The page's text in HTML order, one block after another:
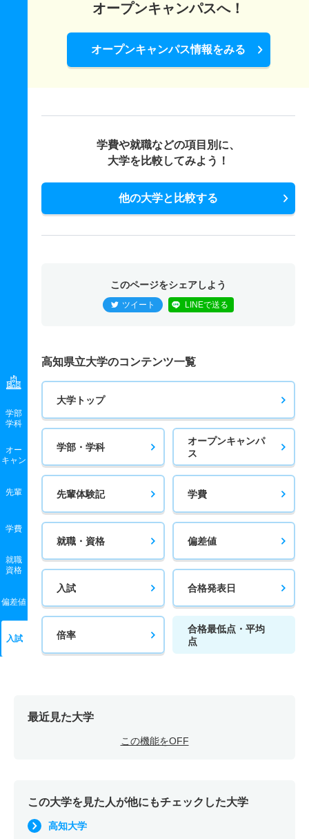
学部
学科
オー
キャン
先輩
学費
就職
資格
偏差値
入試
オープンキャンパスへ！
オープンキャンパス情報をみる
学費や就職などの項目別に、
大学を比較してみよう！
他の大学と比較する
このページをシェアしよう
ツイート LINEで送る
高知県立大学のコンテンツ一覧
大学トップ
学部・学科
オープンキャンパ
ス
先輩体験記 学費
就職・資格 偏差値
入試 合格発表日
倍率
合格最低点・平均
点
最近見た大学
この機能をOFF
この大学を見た人が他にもチェックした大学
高知大学